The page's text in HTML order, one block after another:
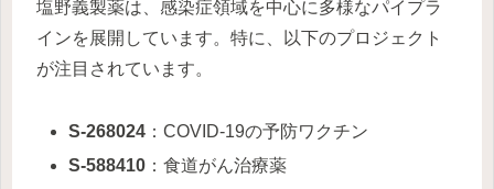
塩野義製薬は、感染症領域を中心に多様なパイプラ
インを展開しています。特に、以下のプロジェクト
が注目されています。
S-268024 ：COVID-19の予防ワクチン
S-588410 ：食道がん治療薬